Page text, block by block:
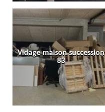
Vidage maison succession
83